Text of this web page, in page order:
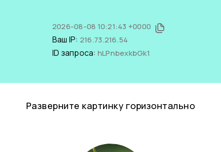
2026-08-08 10:21:43 +0000
Ваш IP: 216.73.216.54
ID запроса: hLPnbexkbGk1
Разверните картинку горизонтально